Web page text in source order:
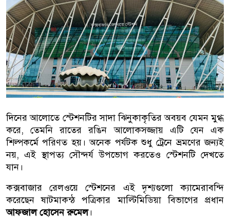
দিনের আলোতে স্টেশনটির সাদা ঝিনুকাকৃতির অবয়ব যেমন মুগ্ধ
করে, তেমনি রাতের রঙিন আলোকসজ্জায় এটি যেন এক
শিল্পকর্মে পরিণত হয়। অনেক পর্যটক শুধু ট্রেনে ভ্রমণের জন্যই
নয়, এই স্থাপত্য সৌন্দর্য উপভোগ করতেও স্টেশনটি দেখতে
যান।
কক্সবাজার রেলওয়ে স্টেশনের এই দৃশ‍্যগুলো ক‍্যামেরাবন্দি
করেছেন ষাটমাকন্ঠ পত্রিকার মাল্টিমিডিয়া বিভাগের প্রধান
আফজাল হোসেন রুমেল।